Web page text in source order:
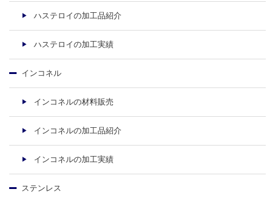
ハステロイの加工品紹介
ハステロイの加工実績
インコネル
インコネルの材料販売
インコネルの加工品紹介
インコネルの加工実績
ステンレス